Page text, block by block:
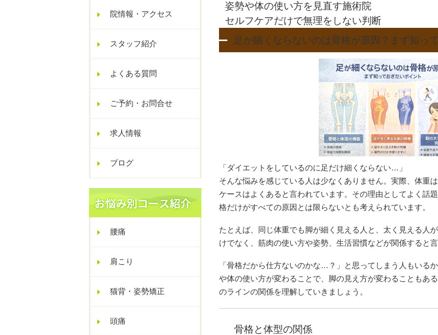
院情報・アクセス
スタッフ紹介
よくある質問
ご予約・お問合せ
求人情報
ブログ
腰痛
肩こり
猫背・姿勢矯正
頭痛
姿勢や体の使い方を見直す施術院
セルフケアだけで無理をしない判断
足が細くならないのは骨格が原因？まず知っ
「ダイエットをしているのに足だけ細くならない…」
そんな悩みを感じている人は少なくありません。実際、体重
ケースはよくあると言われています。その理由としてよく話
格だけがすべての原因とは限らないとも考えられています。
たとえば、同じ体重でも脚が細く見える人と、太く見える人
けでなく、筋肉の使い方や姿勢、生活習慣などが関係すると言
「骨格だから仕方ないのかな…？」と思ってしまう人もいる
や体の使い方が変わることで、脚の見え方が変わることもあ
のラインの関係を理解していきましょう。
骨格と体型の関係